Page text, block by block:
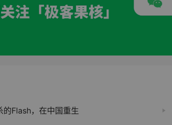
的Flash，在中国重生